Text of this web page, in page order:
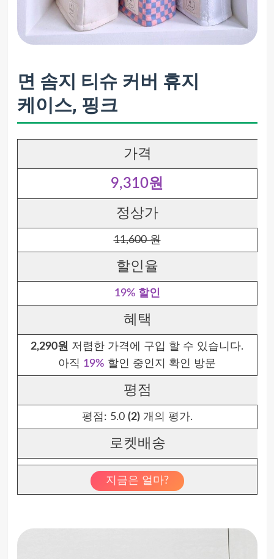
면 솜지 티슈 커버 휴지
케이스, 핑크
가격
9,310원
정상가
11,600 원
할인율
19% 할인
혜택
2,290원 저렴한 가격에 구입 할 수 있습니다.
아직 19% 할인 중인지 확인 방문
평점
평점: 5.0 (2)개의 평가.
로켓배송
지금은 얼마?